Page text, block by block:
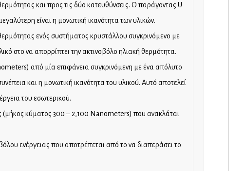
και προς τις δύο κατευθύνσεις. Ο παράγοντας U
είναι η μονωτική ικανότητα των υλικών.
ενός συστήματος κρυστάλλου συγκρινόμενο με
στο να απορρίπτει την ακτινοβόλο ηλιακή θερμότητα.
από μία επιφάνεια συγκρινόμενη με ένα απόλυτο
και η μονωτική ικανότητα του υλικού. Αυτό αποτελεί
του εσωτερικού.
(μήκος κύματος 300 – 2,100 Nanometers) που ανακλάται
ενέργειας που αποτρέπεται από το να διαπεράσει το